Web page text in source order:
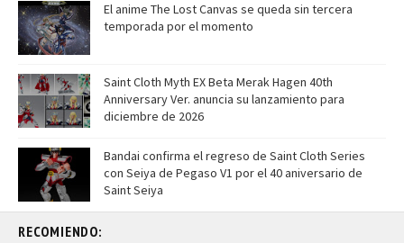
El anime The Lost Canvas se queda sin tercera
temporada por el momento
Saint Cloth Myth EX Beta Merak Hagen 40th
Anniversary Ver. anuncia su lanzamiento para
diciembre de 2026
Bandai confirma el regreso de Saint Cloth Series
con Seiya de Pegaso V1 por el 40 aniversario de
Saint Seiya
RECOMIENDO: